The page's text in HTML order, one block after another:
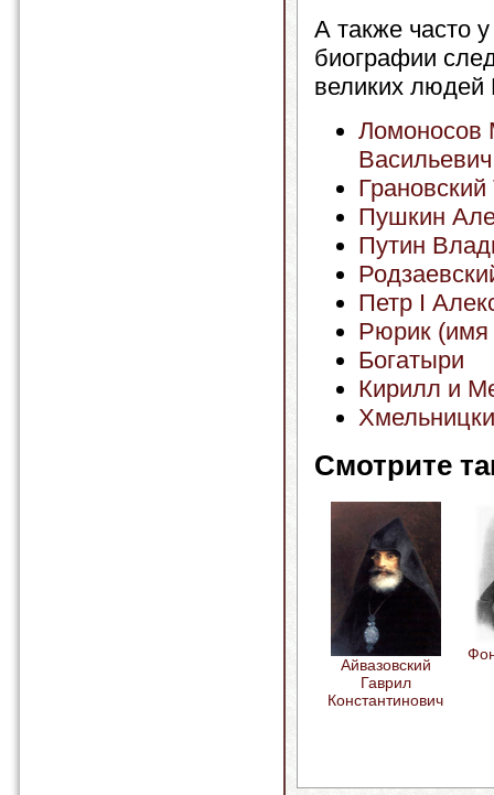
А также часто
биографии
великих людей
Ломоносов
Васильевич
Пушкин
Путин
Петр I
Рюрик (имя
Богатыри
Кирилл и
Смотрите
Айвазовский
Гаврил
Константинович